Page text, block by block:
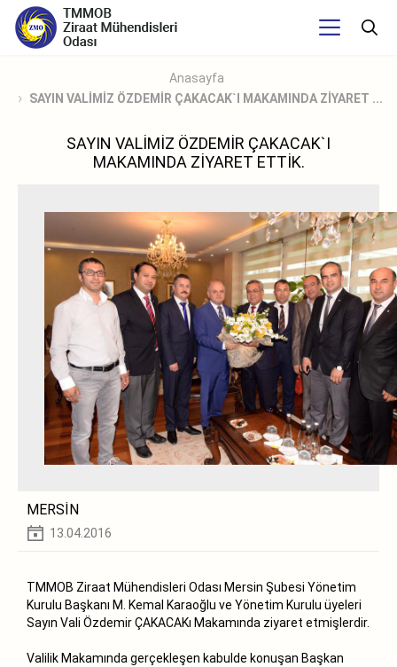
Anasayfa
SAYIN VALİMİZ ÖZDEMİR ÇAKACAK`I MAKAMINDA ZİYARET ...
SAYIN VALİMİZ ÖZDEMİR ÇAKACAK`I
MAKAMINDA ZİYARET ETTİK.
MERSİN
13.04.2016
TMMOB Ziraat Mühendisleri Odası Mersin Şubesi Yönetim
Kurulu Başkanı M. Kemal Karaoğlu ve Yönetim Kurulu üyeleri
Sayın Vali Özdemir ÇAKACAKı Makamında ziyaret etmişlerdir.
Valilik Makamında gerçekleşen kabulde konuşan Başkan